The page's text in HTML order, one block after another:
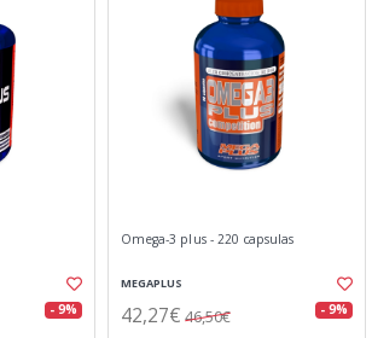
- 9%
Omega-3 plus - 220 capsulas
MEGAPLUS
42,27€ 46,50€ - 9%